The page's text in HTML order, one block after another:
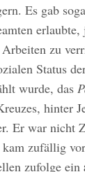
Es gab
erlaubte,
zu
Status
wurde, das
hinter
Er war nicht
zufällig
zufolge ein